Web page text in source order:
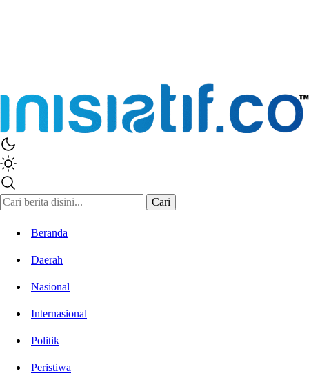
Inisiatif.co
Stay Connected Stay Informed
Cari
Beranda
Daerah
Nasional
Internasional
Politik
Peristiwa